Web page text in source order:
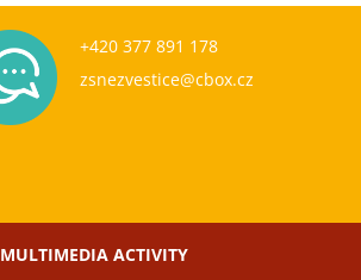
+420 377 891 178
zsnezvestice@cbox.cz
MULTIMEDIA ACTIVITY